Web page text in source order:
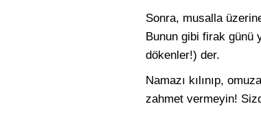
Sonra, musalla
Bunun gibi firak günü
dökenler!) der.
Namazı kılınıp,
zahmet vermeyin!